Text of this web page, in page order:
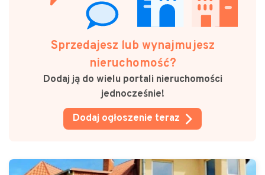
Sprzedajesz lub wynajmujesz
nieruchomość?
Dodaj ją do wielu portali nieruchomości
jednocześnie!
Dodaj ogłoszenie teraz